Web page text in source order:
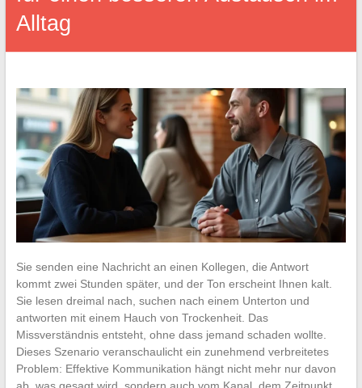
Alltag
Sie senden eine Nachricht an einen Kollegen, die Antwort
kommt zwei Stunden später, und der Ton erscheint Ihnen kalt.
Sie lesen dreimal nach, suchen nach einem Unterton und
antworten mit einem Hauch von Trockenheit. Das
Missverständnis entsteht, ohne dass jemand schaden wollte.
Dieses Szenario veranschaulicht ein zunehmend verbreitetes
Problem: Effektive Kommunikation hängt nicht mehr nur davon